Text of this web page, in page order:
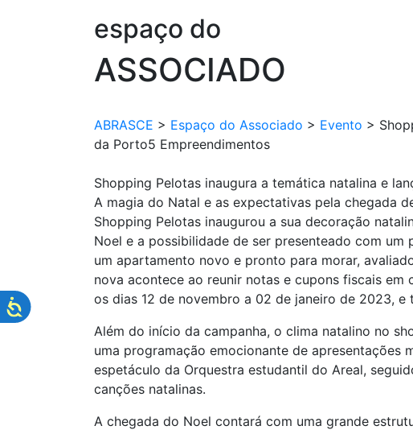
espaço do
ASSOCIADO
ABRASCE > Espaço do Associado > Evento >
da Porto5 Empreendimentos
Shopping Pelotas inaugura a temática natalina e
A magia do Natal e as expectativas pela chegada
Shopping Pelotas inaugurou a sua decoração
Noel e a possibilidade de ser presenteado com
um apartamento novo e pronto para morar,
nova acontece ao reunir notas e cupons fiscais
os dias 12 de novembro a 02 de janeiro de 2023,
Além do início da campanha, o clima natalino no
uma programação emocionante de apresentações
espetáculo da Orquestra estudantil do Areal,
canções natalinas.
A chegada do Noel contará com uma grande